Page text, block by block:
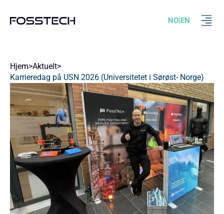
NO|EN
Hjem>Aktuelt>
Karrieredag på USN 2026 (Universitetet i Sørøst- Norge)